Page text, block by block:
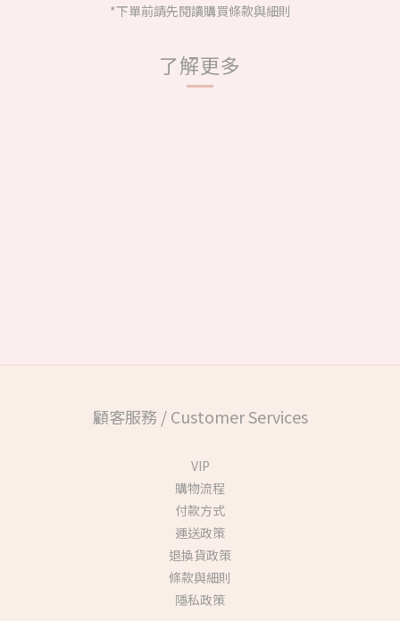
*下單前請先閱讀購買條款與細則
了解更多
顧客服務 / Customer Services
VIP
購物流程
付款方式
運送政策
退換貨政策
條款與細則
隱私政策